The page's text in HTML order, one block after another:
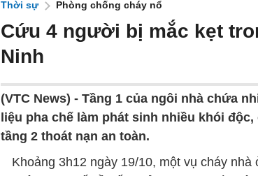
Thời sự Phòng chống cháy nổ
Cứu 4 người bị mắc kẹt
Ninh
(VTC News) - Tầng 1 của ngôi nhà chứa
liệu pha chế làm phát sinh nhiều khói
tầng 2 thoát nạn an toàn.
Khoảng 3h12 ngày 19/10, một vụ cháy